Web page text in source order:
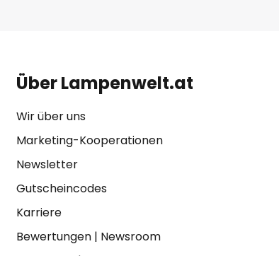
Über Lampenwelt.at
Wir über uns
Marketing-Kooperationen
Newsletter
Gutscheincodes
Karriere
Bewertungen| Newsroom